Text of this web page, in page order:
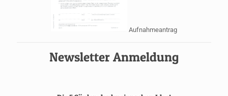
Aufnahmeantrag
Newsletter Anmeldung